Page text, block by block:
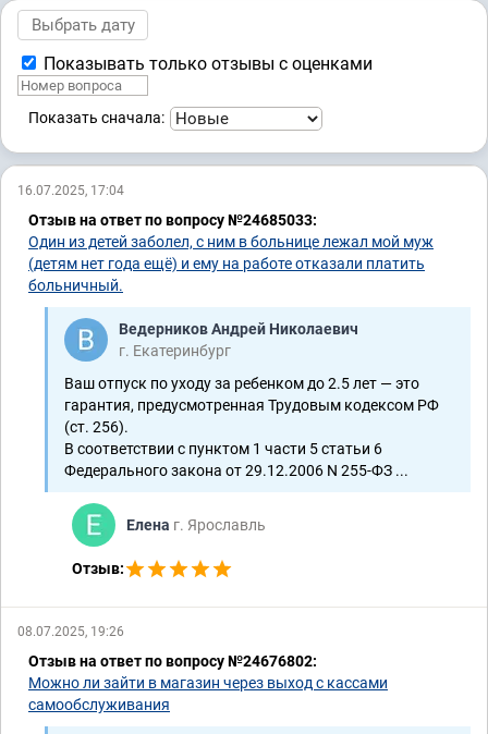
Показывать только отзывы с оценками
Показать сначала:
16.07.2025, 17:04
Отзыв на ответ по вопросу №24685033:
Один из детей заболел, с ним в больнице лежал мой муж
(детям нет года ещё) и ему на работе отказали платить
больничный.
Ведерников Андрей Николаевич
г. Екатеринбург
Ваш отпуск по уходу за ребенком до 2.5 лет — это
гарантия, предусмотренная Трудовым кодексом РФ
(ст. 256).
В соответствии с пунктом 1 части 5 статьи 6
Федерального закона от 29.12.2006 N 255-ФЗ ...
Елена г. Ярославль
Отзыв:
08.07.2025, 19:26
Отзыв на ответ по вопросу №24676802:
Можно ли зайти в магазин через выход с кассами
самообслуживания